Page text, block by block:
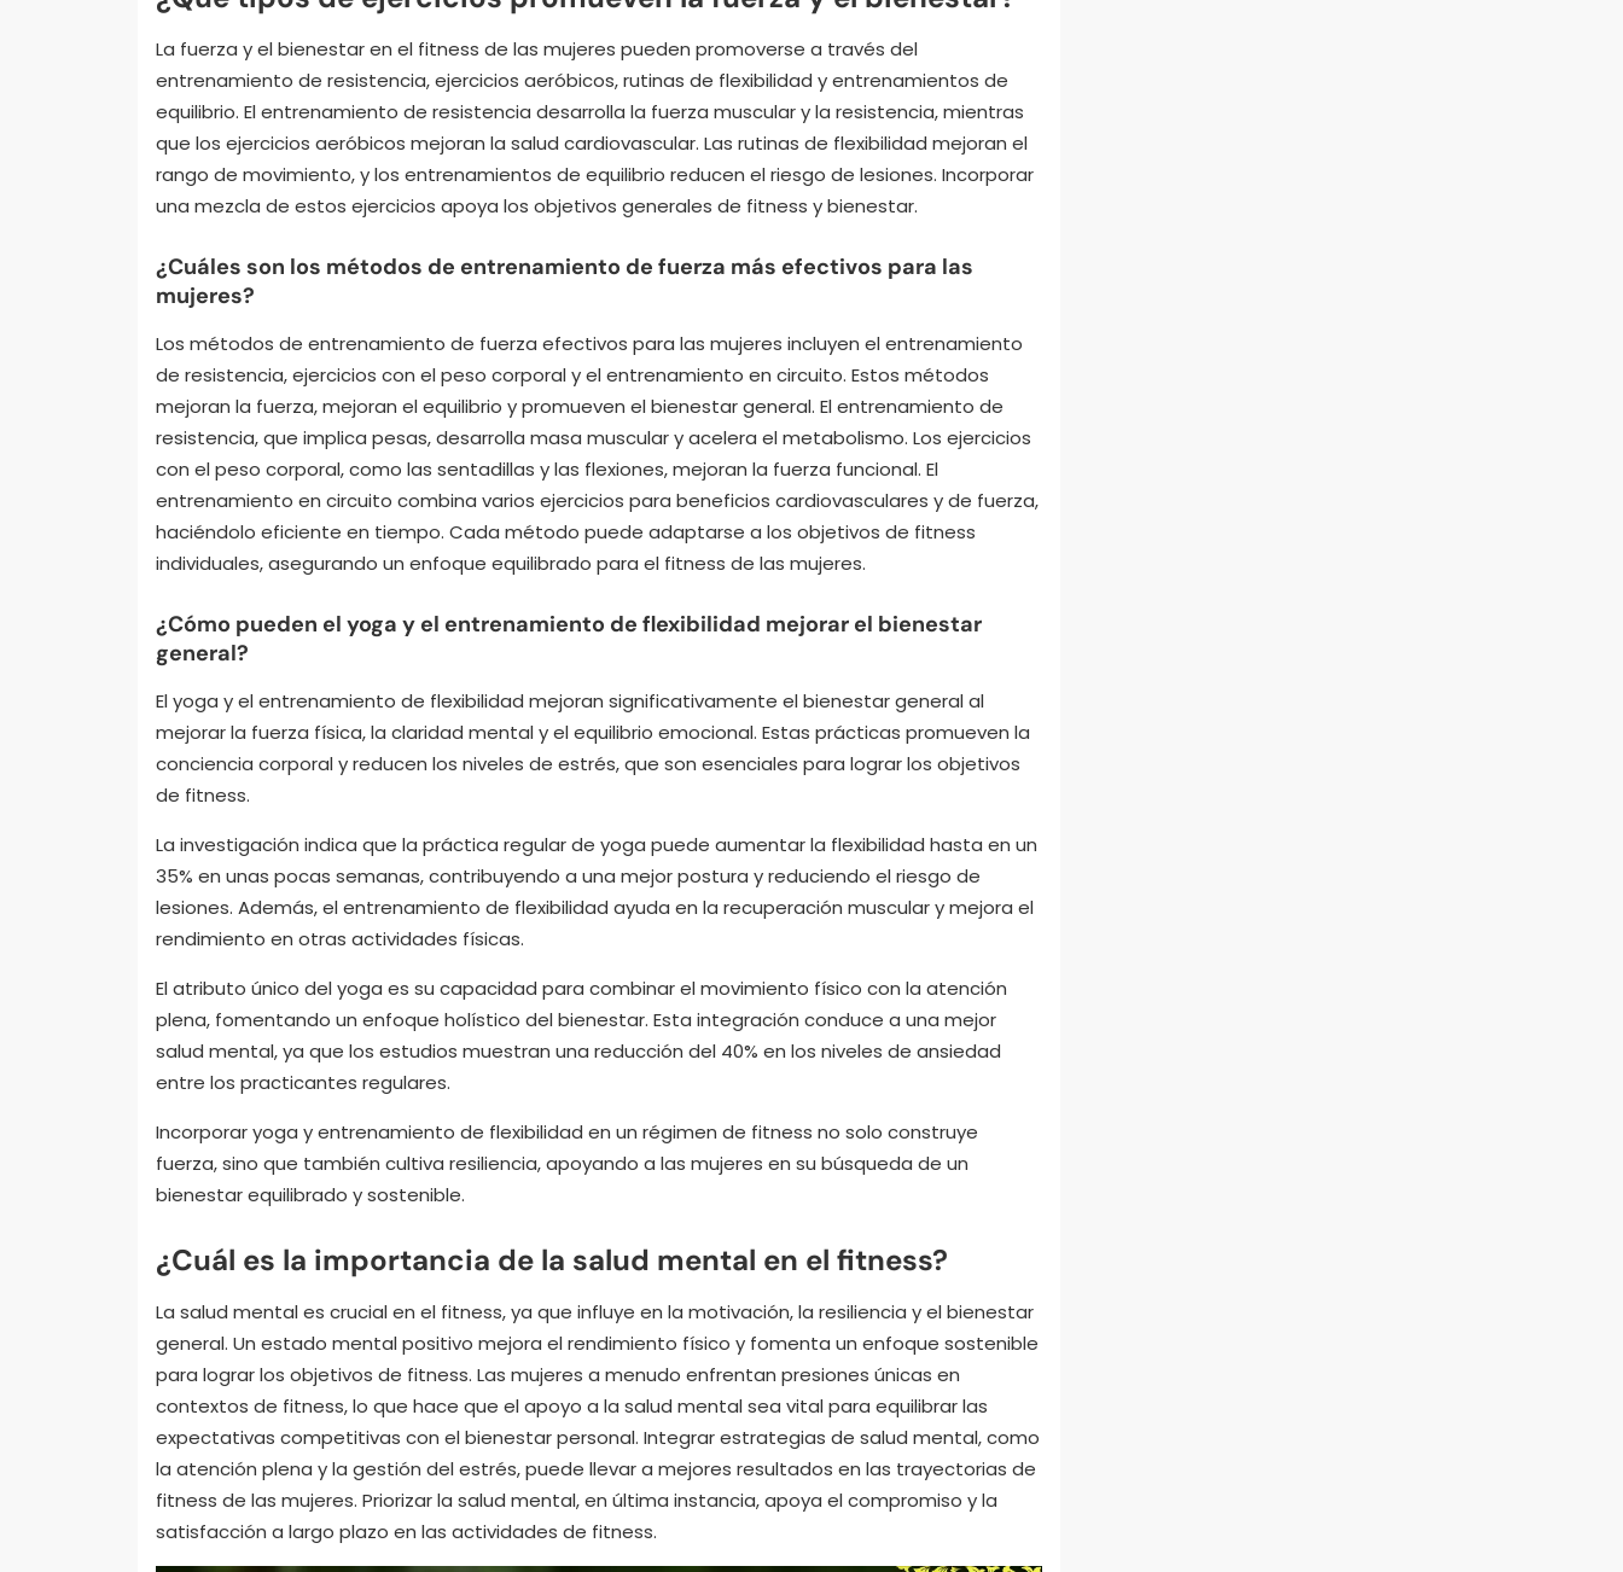
La fuerza y el bienestar en el fitness de las mujeres pueden promoverse a través del
entrenamiento de resistencia, ejercicios aeróbicos, rutinas de flexibilidad y entrenamientos de
equilibrio. El entrenamiento de resistencia desarrolla la fuerza muscular y la resistencia, mientras
que los ejercicios aeróbicos mejoran la salud cardiovascular. Las rutinas de flexibilidad mejoran el
rango de movimiento, y los entrenamientos de equilibrio reducen el riesgo de lesiones. Incorporar
una mezcla de estos ejercicios apoya los objetivos generales de fitness y bienestar.
¿Cuáles son los métodos de entrenamiento de fuerza más efectivos para las
mujeres?
Los métodos de entrenamiento de fuerza efectivos para las mujeres incluyen el entrenamiento
de resistencia, ejercicios con el peso corporal y el entrenamiento en circuito. Estos métodos
mejoran la fuerza, mejoran el equilibrio y promueven el bienestar general. El entrenamiento de
resistencia, que implica pesas, desarrolla masa muscular y acelera el metabolismo. Los ejercicios
con el peso corporal, como las sentadillas y las flexiones, mejoran la fuerza funcional. El
entrenamiento en circuito combina varios ejercicios para beneficios cardiovasculares y de fuerza,
haciéndolo eficiente en tiempo. Cada método puede adaptarse a los objetivos de fitness
individuales, asegurando un enfoque equilibrado para el fitness de las mujeres.
¿Cómo pueden el yoga y el entrenamiento de flexibilidad mejorar el bienestar
general?
El yoga y el entrenamiento de flexibilidad mejoran significativamente el bienestar general al
mejorar la fuerza física, la claridad mental y el equilibrio emocional. Estas prácticas promueven la
conciencia corporal y reducen los niveles de estrés, que son esenciales para lograr los objetivos
de fitness.
La investigación indica que la práctica regular de yoga puede aumentar la flexibilidad hasta en un
35% en unas pocas semanas, contribuyendo a una mejor postura y reduciendo el riesgo de
lesiones. Además, el entrenamiento de flexibilidad ayuda en la recuperación muscular y mejora el
rendimiento en otras actividades físicas.
El atributo único del yoga es su capacidad para combinar el movimiento físico con la atención
plena, fomentando un enfoque holístico del bienestar. Esta integración conduce a una mejor
salud mental, ya que los estudios muestran una reducción del 40% en los niveles de ansiedad
entre los practicantes regulares.
Incorporar yoga y entrenamiento de flexibilidad en un régimen de fitness no solo construye
fuerza, sino que también cultiva resiliencia, apoyando a las mujeres en su búsqueda de un
bienestar equilibrado y sostenible.
¿Cuál es la importancia de la salud mental en el fitness?
La salud mental es crucial en el fitness, ya que influye en la motivación, la resiliencia y el bienestar
general. Un estado mental positivo mejora el rendimiento físico y fomenta un enfoque sostenible
para lograr los objetivos de fitness. Las mujeres a menudo enfrentan presiones únicas en
contextos de fitness, lo que hace que el apoyo a la salud mental sea vital para equilibrar las
expectativas competitivas con el bienestar personal. Integrar estrategias de salud mental, como
la atención plena y la gestión del estrés, puede llevar a mejores resultados en las trayectorias de
fitness de las mujeres. Priorizar la salud mental, en última instancia, apoya el compromiso y la
satisfacción a largo plazo en las actividades de fitness.